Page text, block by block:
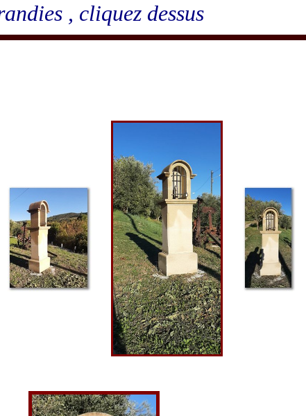
, cliquez dessus